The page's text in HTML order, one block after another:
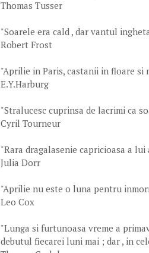
Thomas Tusser
"Soarele era cald , dar vantul
Robert Frost
"Aprilie in Paris, castanii in floare si
E.Y.Harburg
"Stralucesc cuprinsa de lacrimi ca
Cyril Tourneur
"Rara dragalasenie capricioasa a lui
Julia Dorr
"Aprilie nu este o luna pentru
Leo Cox
"Lunga si furtunoasa vreme a
debutul fiecarei luni mai ; dar , in